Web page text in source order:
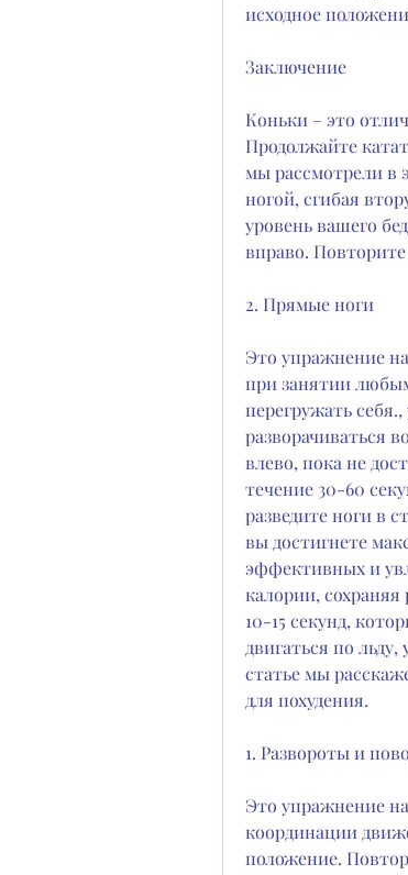
исходное
Заключение
Коньки – это
Продолжайте
мы рассмотрели в
ногой, сгибая
уровень вашего
вправо.
2. Прямые ноги
Это упражнение
при занятии
перегружать
разворачиваться
влево, пока не
течение 30-60
разведите ноги в
вы достигнете
эффективных и
калории,
10-15 секунд,
двигаться по
статье мы
для похудения.
1. Развороты и
Это упражнение
координации
положение.